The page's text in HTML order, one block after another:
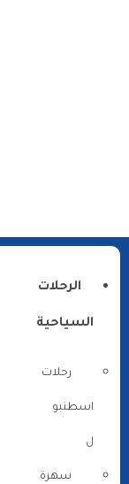
الرحلات
السياحية
رحلات
اسطنبو
ل
سهرة